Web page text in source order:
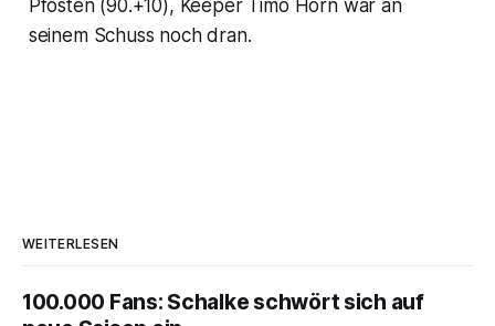
Pfosten (90.+10), Keeper Timo Horn war an
seinem Schuss noch dran.
WEITERLESEN
100.000 Fans: Schalke schwört sich auf